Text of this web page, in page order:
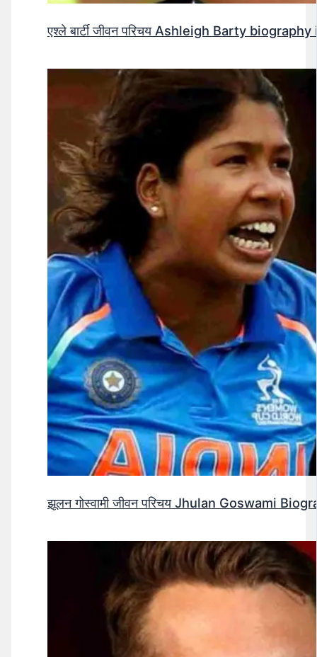
एश्ले बार्टी जीवन परिचय Ashleigh Barty
झूलन गोस्वामी जीवन परिचय Jhulan Goswami